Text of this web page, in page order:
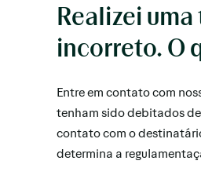
Realizei
incorreto. O
Entre em contato com
tenham sido debitados
contato com o
determina a